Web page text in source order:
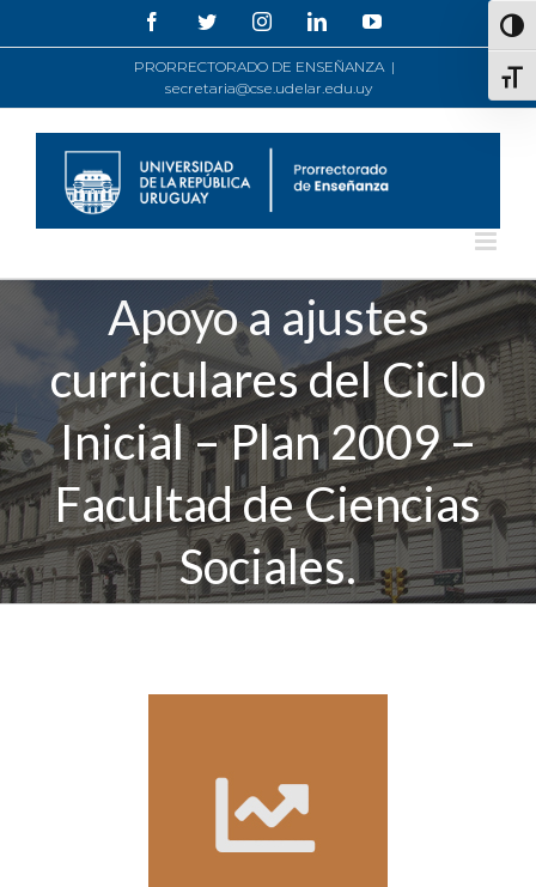
FacebookTwitterInstagramLinkedInYouTube
PRORRECTORADO DE ENSEÑANZA |
secretaria@cse.udelar.edu.uy
Apoyo a ajustes
curriculares del Ciclo
Inicial – Plan 2009 –
Facultad de Ciencias
Sociales.